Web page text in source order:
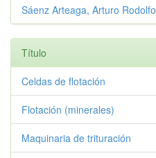
Sáenz Arteaga, Arturo Rodolfo
Título
Celdas de flotación
Flotación (minerales)
Maquinaria de trituración